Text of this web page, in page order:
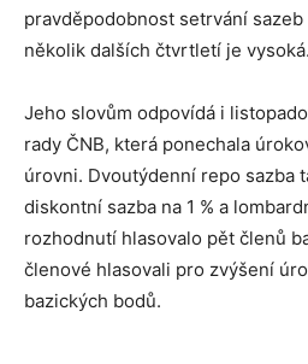
pravděpodobnost setrvání
několik dalších čtvrtletí je vysoká.
Jeho slovům odpovídá i
rady ČNB, která ponechala
úrovni. Dvoutýdenní repo sazba
diskontní sazba na 1 % a
rozhodnutí hlasovalo pět členů
členové hlasovali pro zvýšení
bazických bodů.